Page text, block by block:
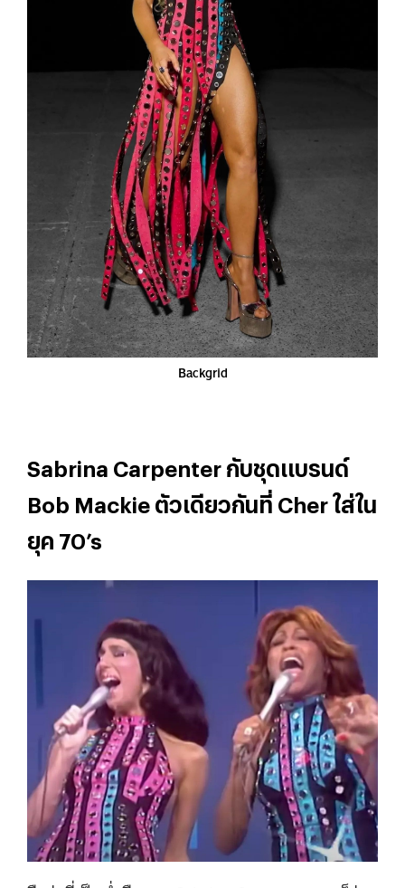
Backgrid
Sabrina Carpenter กับชุดแบรนด์
Bob Mackie ตัวเดียวกันที่ Cher ใส่ใน
ยุค 70’s